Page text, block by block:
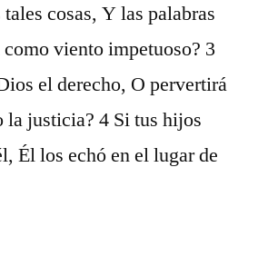
cosas, Y las palabras
como viento impetuoso? 3
el derecho, O pervertirá
la justicia? 4 Si tus hijos
Él los echó en el lugar de